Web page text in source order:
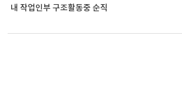
내 작업인부 구조활동중 순직